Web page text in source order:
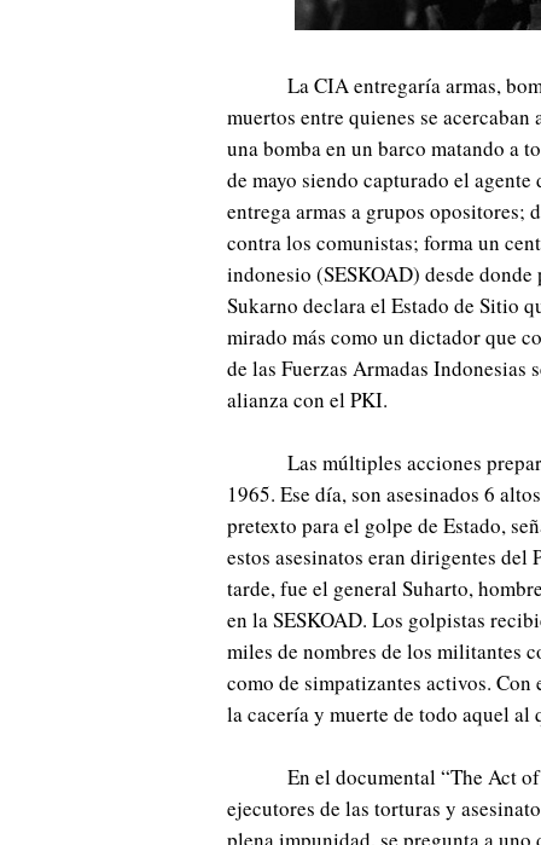
La CIA entregaría armas,
muertos entre quienes se
una bomba en un barco matando a
de mayo siendo capturado el
entrega armas a grupos opositores;
contra los comunistas; forma un
indonesio (SESKOAD) desde
Sukarno declara el Estado de Sitio
mirado más como un dictador que
de las Fuerzas Armadas
alianza con el PKI.
Las múltiples acciones
1965. Ese día, son asesinados 6
pretexto para el golpe de Estado,
estos asesinatos eran dirigentes del
tarde, fue el general Suharto,
en la SESKOAD. Los golpistas
miles de nombres de los militantes
como de simpatizantes activos.
la cacería y muerte de todo aquel
En el documental “The Act
ejecutores de las torturas y